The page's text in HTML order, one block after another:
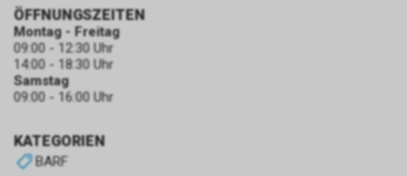
KATEGORIEN
BARF
ÖFFNUNGSZEITEN
Montag - Freitag
09:00 - 12:30 Uhr
14:00 - 18:30 Uhr
Samstag
09:00 - 16:00 Uhr